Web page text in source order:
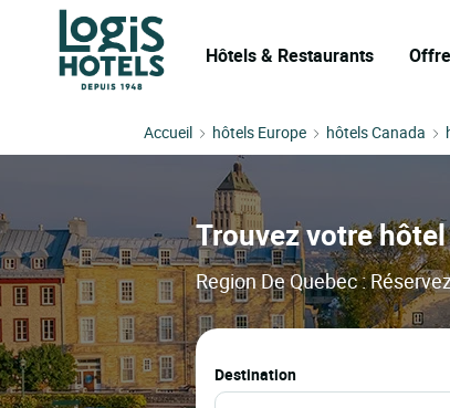
Hôtels & Restaurants
Accueil hôtels Europe hôtels Canada
Trouvez votre
Region De Quebec :
Destination